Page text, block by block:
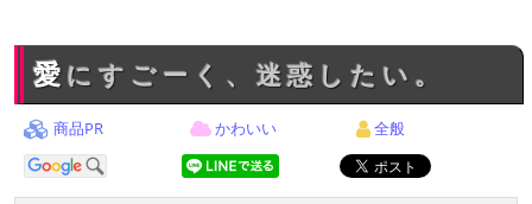
愛にすごーく、迷惑したい。
商品PR かわいい 全般